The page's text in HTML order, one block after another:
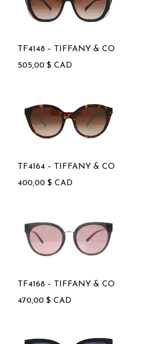
TF4148 – TIFFANY & CO
505,00 $ CAD
TF4164 – TIFFANY & CO
400,00 $ CAD
TF4168 – TIFFANY & CO
470,00 $ CAD